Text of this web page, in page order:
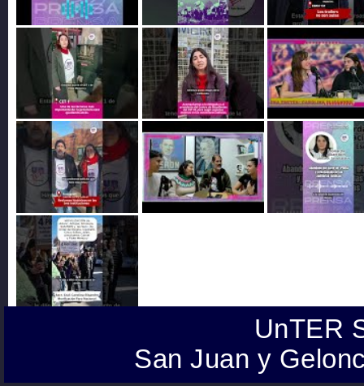
UnTER
San Juan y